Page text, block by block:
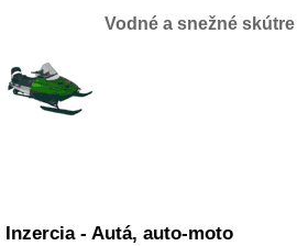
Vodné a snežné skútre
Inzercia - Autá, auto-moto